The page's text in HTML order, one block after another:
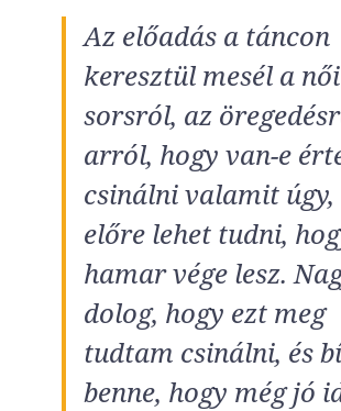
Az előadás a táncon
keresztül mesél a női
sorsról, az
arról, hogy van-e
csinálni valamit úgy,
előre lehet tudni,
hamar vége lesz.
dolog, hogy ezt meg
tudtam csinálni, és
benne, hogy még jó